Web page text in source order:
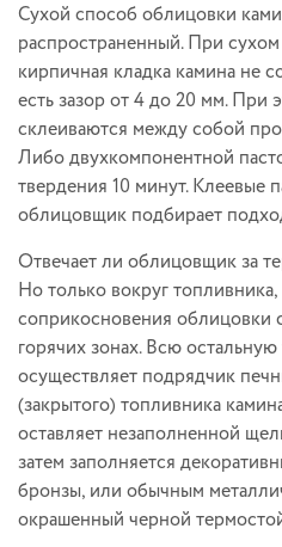
Сухой способ облицовки
распространенный. При
кирпичная кладка камина не
есть зазор от 4 до 20 мм. При
склеиваются между собой
Либо двухкомпонентной
твердения 10 минут. Клеевые
облицовщик подбирает
Отвечает ли облицовщик за
Но только вокруг
соприкосновения облицовки
горячих зонах. Всю
осуществляет подрядчик
(закрытого) топливника
оставляет незаполненной
затем заполняется
бронзы, или обычным
окрашенный черной